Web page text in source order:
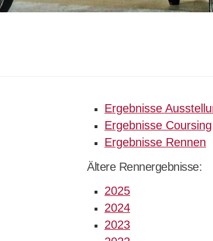
Ergebnisse
Ergebnisse Coursing
Ergebnisse Rennen
Ältere Rennergebnisse:
2025
2024
2023